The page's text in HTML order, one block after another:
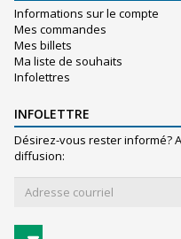
Informations sur le compte
Mes commandes
Mes billets
Ma liste de souhaits
Infolettres
INFOLETTRE
Désirez-vous rester informé?
diffusion: